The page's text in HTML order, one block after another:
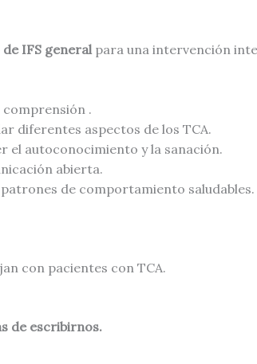
IFS generalpara una intervención
.
diferentes aspectos de los TCA.
el autoconocimiento y la sanación.
abierta.
de comportamiento saludables.
con pacientes con TCA.
de escribirnos.